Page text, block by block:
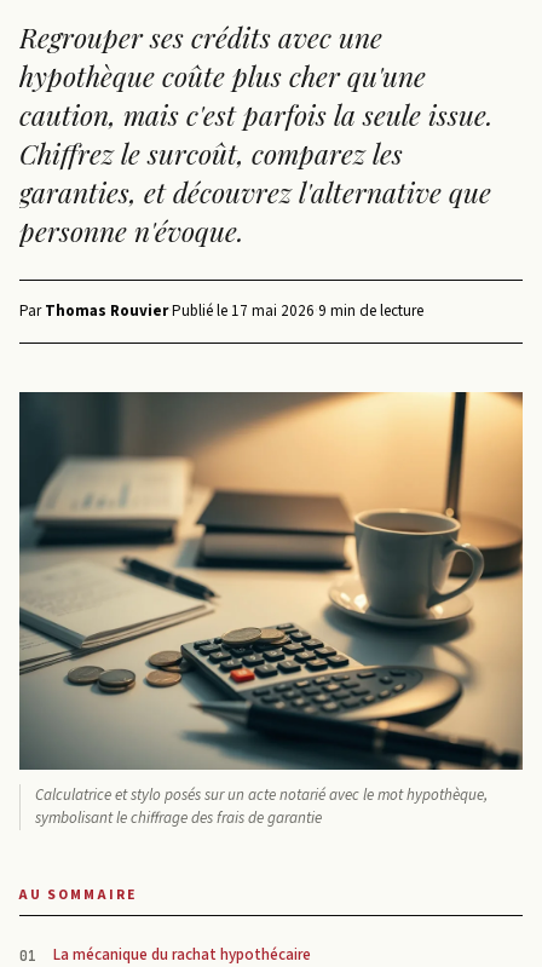
Regrouper ses crédits avec une
hypothèque coûte plus cher qu'une
caution, mais c'est parfois la seule issue.
Chiffrez le surcoût, comparez les
garanties, et découvrez l'alternative que
personne n'évoque.
ParThomas Rouvier·Publié le 17 mai 2026·9 min de lecture
Calculatrice et stylo posés sur un acte notarié avec le mot hypothèque,
symbolisant le chiffrage des frais de garantie
AU SOMMAIRE
La mécanique du rachat hypothécaire